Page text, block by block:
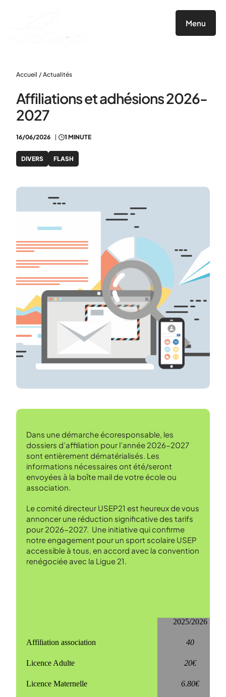
Menu
Accueil / Actualités
Affiliations et adhésions 2026-
2027
16/06/2026 1 MINUTE
DIVERS FLASH
Dans une démarche écoresponsable, les
dossiers d’affiliation pour l’année 2026-2027
sont entièrement dématérialisés. Les
informations nécessaires ont été/seront
envoyées à la boîte mail de votre école ou
association.
Le comité directeur USEP21 est heureux de vous
annoncer une réduction significative des tarifs
pour 2026-2027. Une initiative qui confirme
notre engagement pour un sport scolaire USEP
accessible à tous, en accord avec la convention
renégociée avec la Ligue 21.
2025/2026
Affiliation association 40
Licence Adulte 20€
Licence Maternelle 6.80€